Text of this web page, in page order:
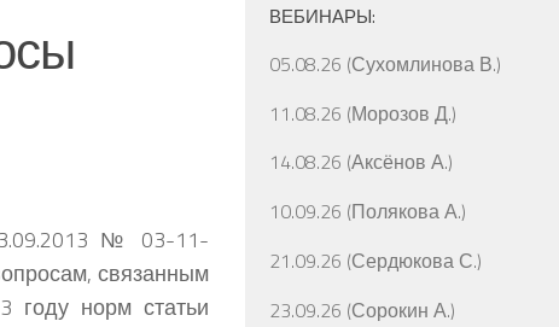
№ 03-11-
связанным
году норм статьи
ВЕБИНАРЫ:
05.08.26 (Сухомлинова В.)
11.08.26 (Морозов Д.)
14.08.26 (Аксёнов А.)
10.09.26 (Полякова А.)
21.09.26 (Сердюкова С.)
23.09.26 (Сорокин А.)